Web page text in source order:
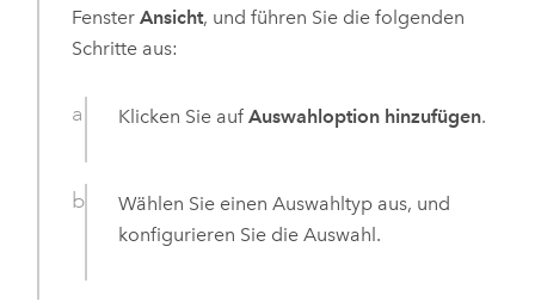
Fenster Ansicht, und führen Sie die folgenden
Schritte aus:
Klicken Sie aufAuswahloption hinzufügen.
Wählen Sie einen Auswahltyp aus, und
konfigurieren Sie die Auswahl.